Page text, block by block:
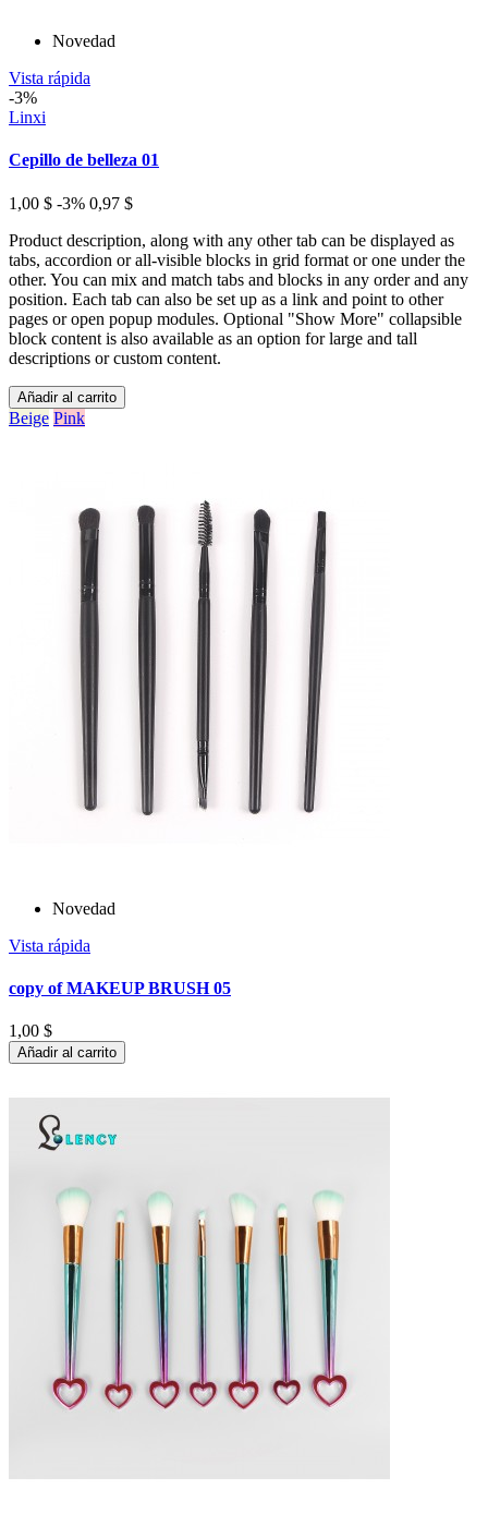
Novedad
Vista rápida
-3%
Linxi
Cepillo de belleza 01
1,00 $ -3% 0,97 $
Product description, along with any other tab can be displayed as
tabs, accordion or all-visible blocks in grid format or one under the
other. You can mix and match tabs and blocks in any order and any
position. Each tab can also be set up as a link and point to other
pages or open popup modules. Optional "Show More" collapsible
block content is also available as an option for large and tall
descriptions or custom content.
Añadir al carrito
Beige Pink
Novedad
Vista rápida
copy of MAKEUP BRUSH 05
1,00 $
Añadir al carrito